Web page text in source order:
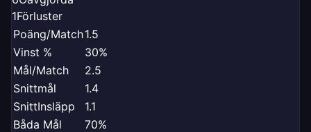
1Förluster
Poäng/Match1.5
Vinst %
30%
Mål/Match
2.5
Snittmål
1.4
SnittInsläpp
1.1
Båda Mål
70%